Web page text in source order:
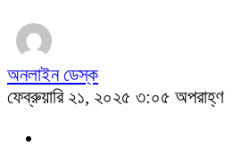
অনলাইন ডেস্ক
ফেব্রুয়ারি ২১, ২০২৫ ৩:০৫ অপরাহ্ণ